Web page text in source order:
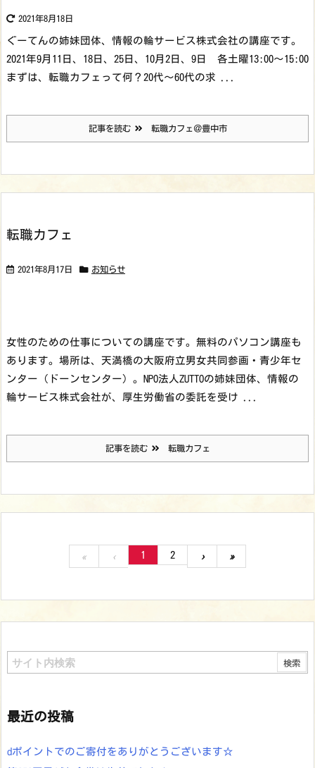
2021年8月18日
ぐーてんの姉妹団体、情報の輪サービス株式会社の講座です。
2021年9月11日、18日、25日、10月2日、9日 各土曜13:00～15:00
まずは、転職カフェって何？ 20代～60代の求 ...
記事を読む 転職カフェ＠豊中市
転職カフェ
2021年8月17日 お知らせ
女性のための仕事についての講座です。無料のパソコン講座も
あります。場所は、天満橋の大阪府立男女共同参画・青少年セ
ンター（ドーンセンター）。 NPO法人ZUTTOの姉妹団体、情報の
輪サービス株式会社が、厚生労働省の委託を受け ...
記事を読む 転職カフェ
« ‹ 1 2 › »
最近の投稿
dポイントでのご寄付をありがとうございます☆